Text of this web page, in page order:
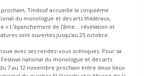
prochain, Tindouf accueille la cinquième
du monologue et des arts théâtraux,
« L’épanchement de l’âme… révélation et
sont ouvertes jusqu’au 25 octobre.
avec ses rendez-vous scéniques. Pour sa
national du monologue et des arts
7 au 12 novembre prochain entre deux lieux